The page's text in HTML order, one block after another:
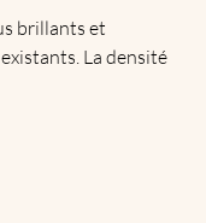
brillants et
La densité